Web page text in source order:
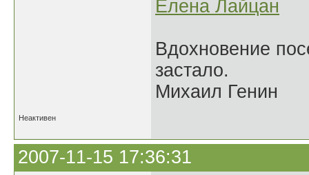
Елена Лайцан
Вдохновение
застало.
Михаил Генин
Неактивен
2007-11-15 17:36:31